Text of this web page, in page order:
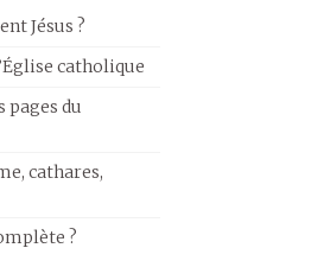
Jésus ?
catholique
pages du
cathares,
?